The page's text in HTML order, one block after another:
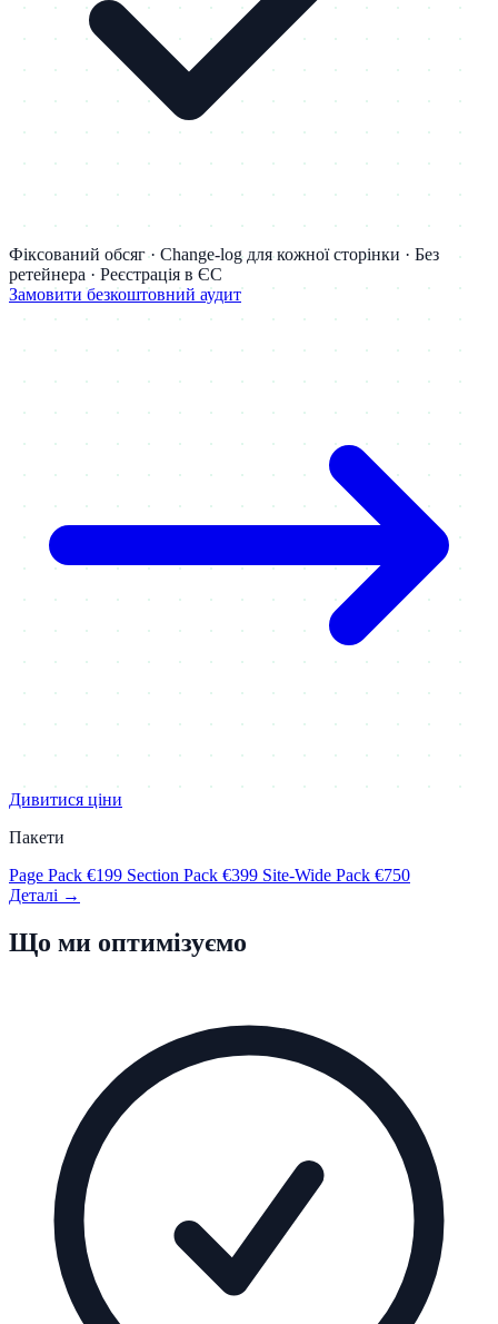
Фіксований обсяг · Change-log для кожної сторінки · Без
ретейнера · Реєстрація в ЄС
Замовити безкоштовний аудит
Дивитися ціни
Пакети
Page Pack €199 Section Pack €399 Site-Wide Pack €750
Деталі →
Що ми оптимізуємо